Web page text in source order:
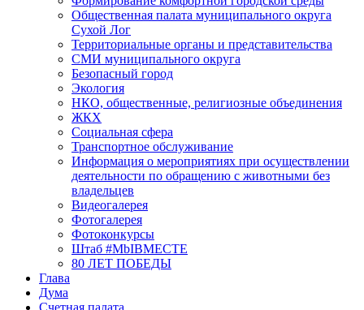
Общественная палата муниципального округа
Сухой Лог
Территориальные органы и представительства
СМИ муниципального округа
Безопасный город
Экология
НКО, общественные, религиозные объединения
ЖКХ
Социальная сфера
Транспортное обслуживание
Информация о мероприятиях при осуществлении
деятельности по обращению с животными без
владельцев
Видеогалерея
Фотогалерея
Фотоконкурсы
Штаб #MbIBMECTE
80 ЛЕТ ПОБЕДЫ
Глава
Дума
Счетная палата